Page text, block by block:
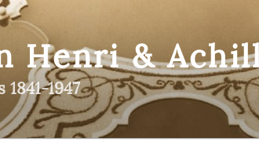
Henri &
1947